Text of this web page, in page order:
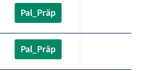
Pal_Präp
Pal_Präp